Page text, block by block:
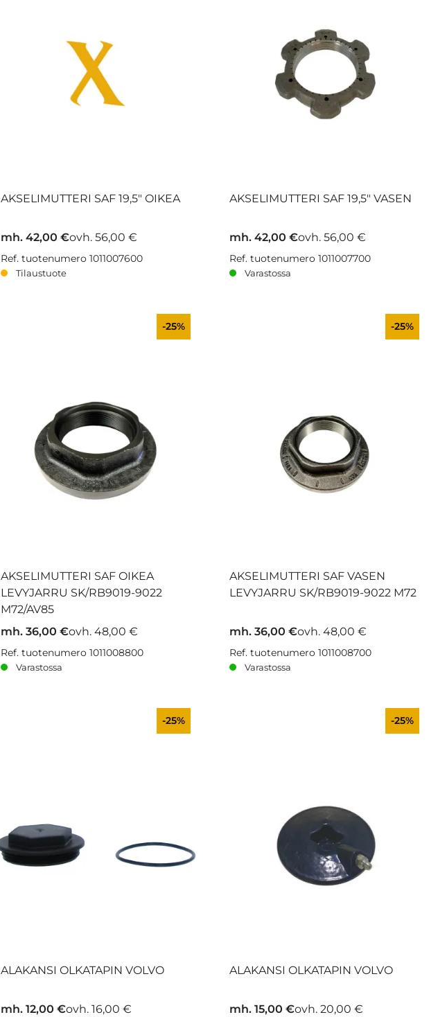
AKSELIMUTTERI SAF 19,5" OIKEA
mh. 42,00 €ovh. 56,00 €
Ref. tuotenumero 1011007600
Tilaustuote
AKSELIMUTTERI SAF 19,5" VASEN
mh. 42,00 €ovh. 56,00 €
Ref. tuotenumero 1011007700
Varastossa
-25%
AKSELIMUTTERI SAF OIKEA
LEVYJARRU SK/RB9019-9022
M72/AV85
mh. 36,00 €ovh. 48,00 €
Ref. tuotenumero 1011008800
Varastossa
-25%
AKSELIMUTTERI SAF VASEN
LEVYJARRU SK/RB9019-9022 M72
mh. 36,00 €ovh. 48,00 €
Ref. tuotenumero 1011008700
Varastossa
-25%
ALAKANSI OLKATAPIN VOLVO
mh. 12,00 €ovh. 16,00 €
-25%
ALAKANSI OLKATAPIN VOLVO
mh. 15,00 €ovh. 20,00 €